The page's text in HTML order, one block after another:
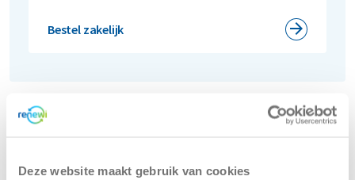
Deze website maakt gebruik van cookies
Bestel zakelijk
Plaatsing en vergunning van PMD containers
Bij het plaatsen van een PMD container in Amsterdam is